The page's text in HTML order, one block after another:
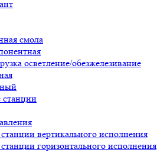
смола
осветление/обезжелезивание
вертикального исполнения
горизонтального исполнения